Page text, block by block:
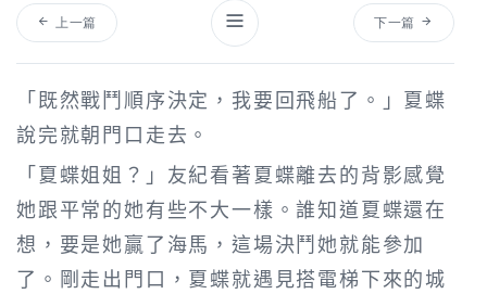
上一篇 下一篇
「既然戰鬥順序決定，我要回飛船了。」夏蝶
說完就朝門口走去。
「夏蝶姐姐？」友紀看著夏蝶離去的背影感覺
她跟平常的她有些不大一樣。誰知道夏蝶還在
想，要是她贏了海馬，這場決鬥她就能參加
了。剛走出門口，夏蝶就遇見搭電梯下來的城